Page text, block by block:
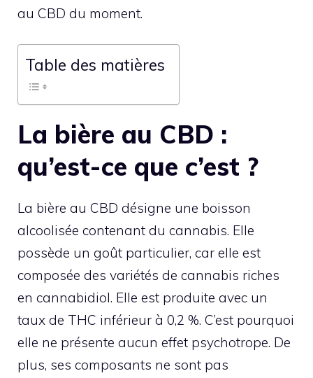
au CBD du moment.
Table des matières
La bière au CBD :
qu’est-ce que c’est ?
La bière au CBD désigne une boisson
alcoolisée contenant du cannabis. Elle
possède un goût particulier, car elle est
composée des variétés de cannabis riches
en cannabidiol. Elle est produite avec un
taux de THC inférieur à 0,2 %. C’est pourquoi
elle ne présente aucun effet psychotrope. De
plus, ses composants ne sont pas